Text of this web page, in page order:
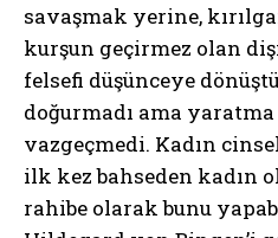
savaşmak yerine,
kurşun geçirmez olan
felsefi düşünceye
doğurmadı ama
vazgeçmedi. Kadın
ilk kez bahseden kadın
rahibe olarak bunu